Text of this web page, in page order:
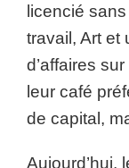
licencié
travail, Art et
d’affaires
leur café
de capital,
Aujourd’hui,